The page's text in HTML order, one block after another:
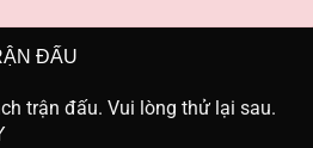
ĐẤU
trận đấu. Vui lòng thử lại sau.